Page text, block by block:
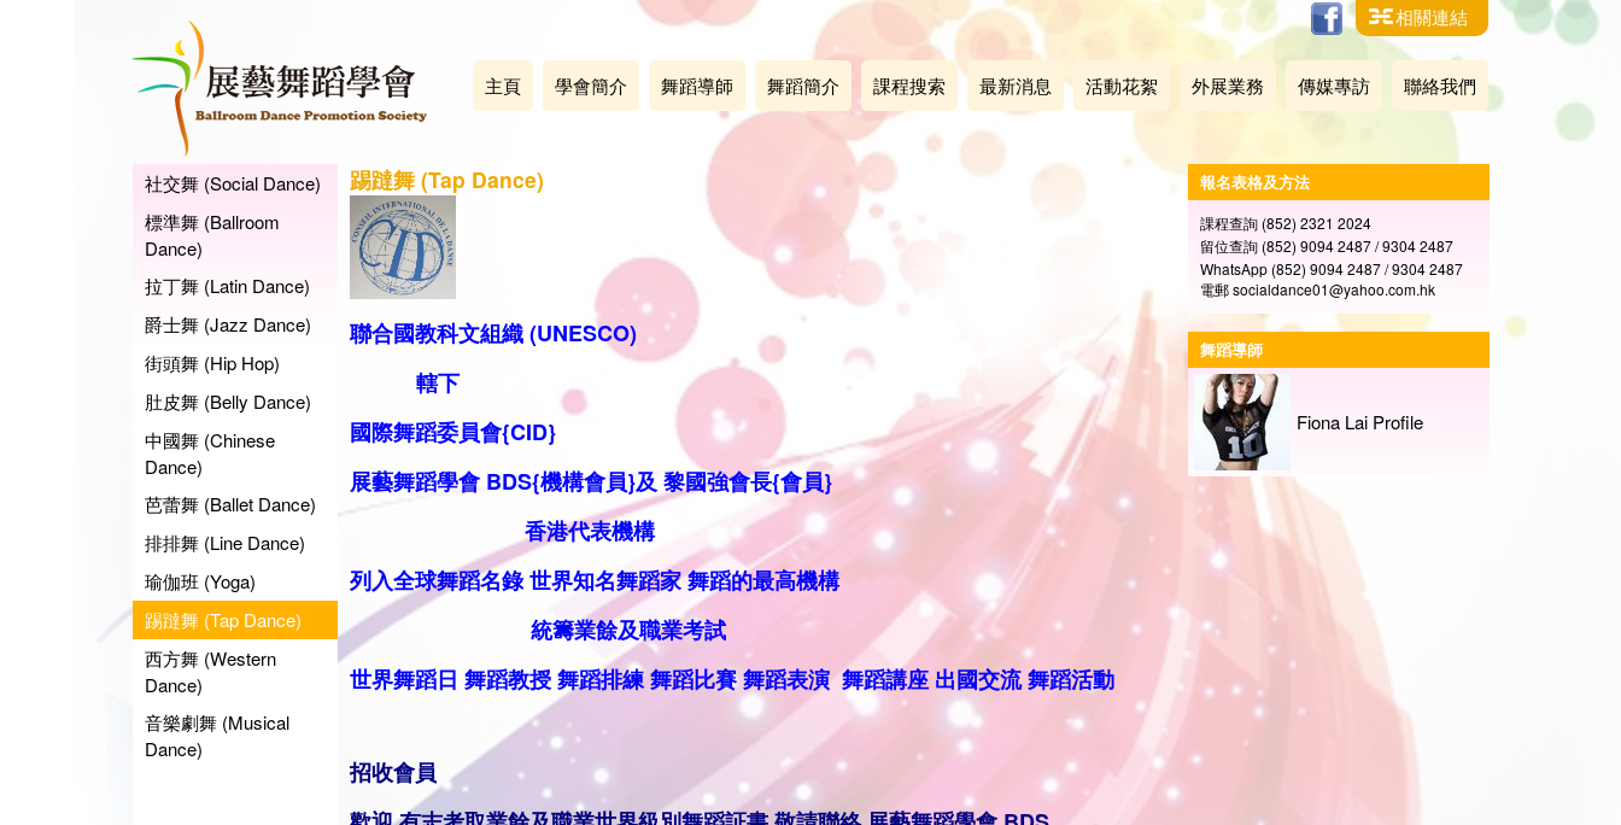
相關連結
主頁 學會簡介 舞蹈導師 舞蹈簡介 課程搜索 最新消息 活動花絮 外展業務 傳媒專訪 聯絡我們
社交舞 (Social Dance)
標準舞 (Ballroom
Dance)
拉丁舞 (Latin Dance)
爵士舞 (Jazz Dance)
街頭舞 (Hip Hop)
肚皮舞 (Belly Dance)
中國舞 (Chinese
Dance)
芭蕾舞 (Ballet Dance)
排排舞 (Line Dance)
瑜伽班 (Yoga)
踢躂舞 (Tap Dance)
西方舞 (Western
Dance)
音樂劇舞 (Musical
Dance)
踢躂舞 (Tap Dance)
聯合國教科文組織 (UNESCO)
轄下
國際舞蹈委員會{CID}
展藝舞蹈學會 BDS{機構會員}及 黎國強會長{會員}
香港代表機構
列入全球舞蹈名錄世界知名舞蹈家 舞蹈的最高機構
統籌業餘及職業考試
世界舞蹈日 舞蹈教授舞蹈排練舞蹈比賽 舞蹈表演 舞蹈講座 出國交流 舞蹈活動
招收會員
報名表格及方法
課程查詢 (852) 2321 2024
留位查詢 (852) 9094 2487 / 9304 2487
WhatsApp (852) 9094 2487 / 9304 2487
電郵 socialdance01@yahoo.com.hk
舞蹈導師
Fiona Lai Profile